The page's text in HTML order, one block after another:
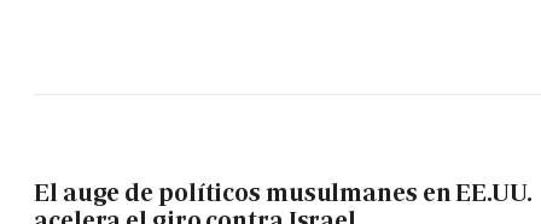
El auge de políticos musulmanes en EE.UU.